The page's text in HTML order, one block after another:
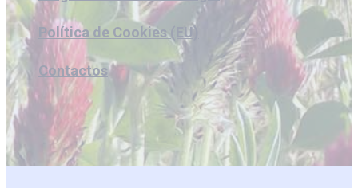
Política de Cookies (EU)
Contactos